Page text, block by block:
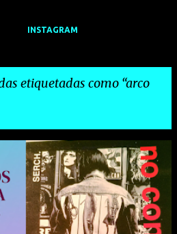
INSTAGRAM
etiquetadas como arco